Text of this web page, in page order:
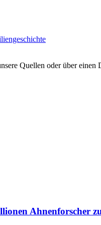
Quellen oder über
Ahnenforscher